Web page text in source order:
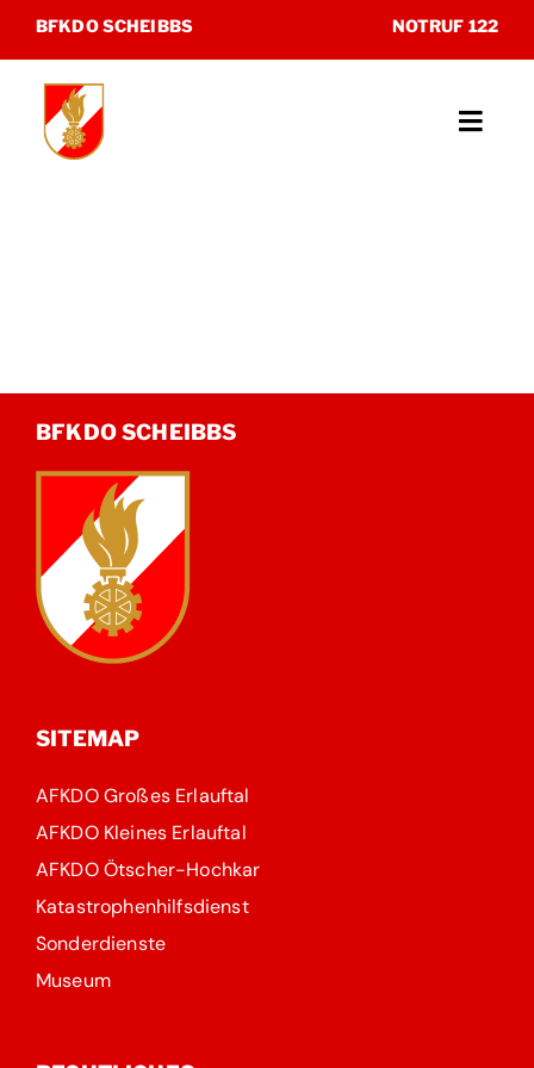
Inhalt
springen
BFKDO SCHEIBBS NOTRUF 122
Museum
BFKDO SCHEIBBS
SITEMAP
AFKDO Großes Erlauftal
AFKDO Kleines Erlauftal
AFKDO Ötscher-Hochkar
Katastrophenhilfsdienst
Sonderdienste
Museum